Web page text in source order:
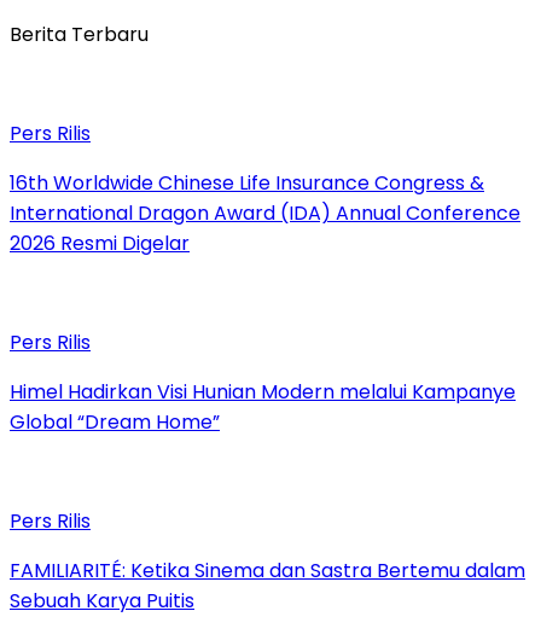
Berita Terbaru
Pers Rilis
16th Worldwide Chinese Life Insurance Congress &
International Dragon Award (IDA) Annual Conference
2026 Resmi Digelar
Pers Rilis
Himel Hadirkan Visi Hunian Modern melalui Kampanye
Global “Dream Home”
Pers Rilis
FAMILIARITÉ: Ketika Sinema dan Sastra Bertemu dalam
Sebuah Karya Puitis